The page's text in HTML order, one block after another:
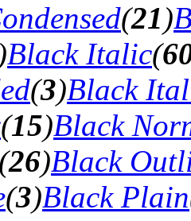
(21)
)Black Italic(
(3)Black
(15)Black
(26)Black
(3)Black Plain